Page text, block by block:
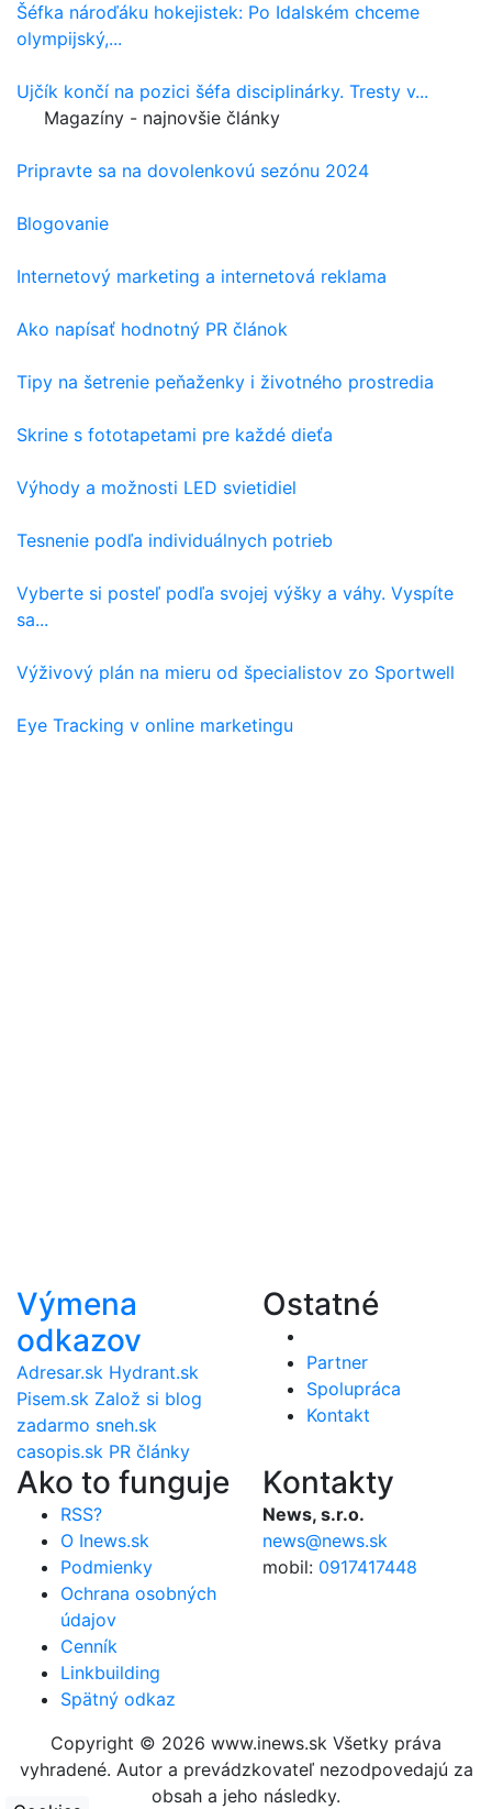
Šéfka nároďáku hokejistek: Po Idalském chceme
olympijský,...
Ujčík končí na pozici šéfa disciplinárky. Tresty v...
Magazíny - najnovšie články
Pripravte sa na dovolenkovú sezónu 2024
Blogovanie
Internetový marketing a internetová reklama
Ako napísať hodnotný PR článok
Tipy na šetrenie peňaženky i životného prostredia
Skrine s fototapetami pre každé dieťa
Výhody a možnosti LED svietidiel
Tesnenie podľa individuálnych potrieb
Vyberte si posteľ podľa svojej výšky a váhy. Vyspíte
sa...
Výživový plán na mieru od špecialistov zo Sportwell
Eye Tracking v online marketingu
Výmena
odkazov
Adresar.sk Hydrant.sk
Pisem.sk Založ si blog
zadarmo sneh.sk
casopis.sk PR články
Ostatné
Partner
Spolupráca
Kontakt
Ako to funguje
RSS?
O Inews.sk
Podmienky
Ochrana osobných
údajov
Cenník
Linkbuilding
Spätný odkaz
Kontakty
News, s.r.o.
news@news.sk
mobil: 0917417448
Copyright © 2026 www.inews.sk Všetky práva
vyhradené. Autor a prevádzkovateľ nezodpovedajú za
obsah a jeho následky.